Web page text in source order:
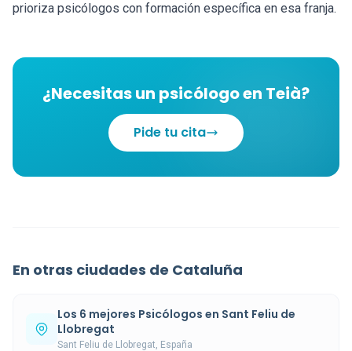
prioriza psicólogos con formación específica en esa franja.
¿Necesitas un psicólogo en Teià?
Pide tu cita
En otras ciudades de Cataluña
Los 6 mejores Psicólogos en Sant Feliu de
Llobregat
Sant Feliu de Llobregat, España